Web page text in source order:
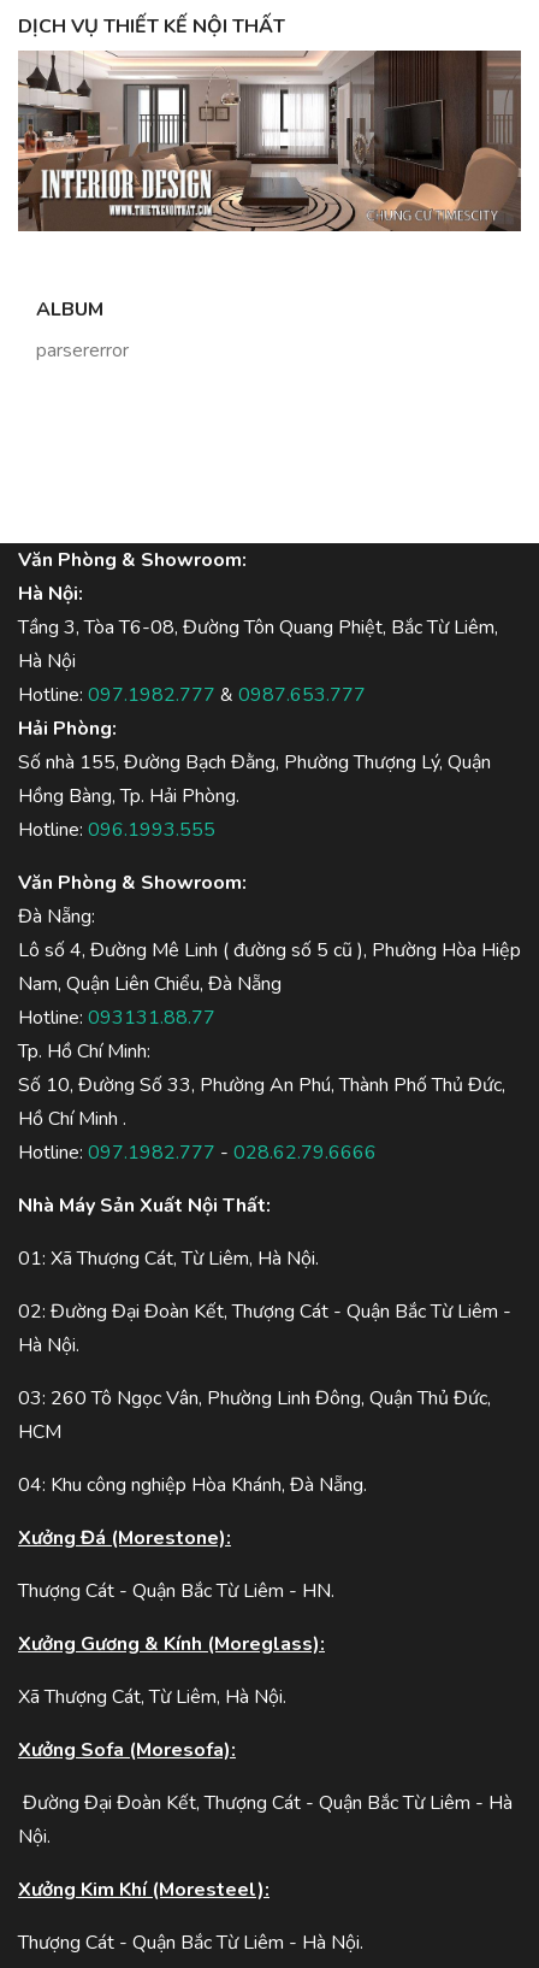
DỊCH VỤ THIẾT KẾ NỘI THẤT
ALBUM
parsererror
Văn Phòng & Showroom:
Hà Nội:
Tầng 3, Tòa T6-08, Đường Tôn Quang Phiệt, Bắc Từ Liêm,
Hà Nội
Hotline: 097.1982.777 & 0987.653.777
Hải Phòng:
Số nhà 155, Đường Bạch Đằng, Phường Thượng Lý, Quận
Hồng Bàng, Tp. Hải Phòng.
Hotline: 096.1993.555
Văn Phòng & Showroom:
Đà Nẵng:
Lô số 4, Đường Mê Linh ( đường số 5 cũ ), Phường Hòa Hiệp
Nam, Quận Liên Chiểu, Đà Nẵng
Hotline: 093131.88.77
Tp. Hồ Chí Minh:
Số 10, Đường Số 33, Phường An Phú, Thành Phố Thủ Đức,
Hồ Chí Minh .
Hotline: 097.1982.777 - 028.62.79.6666
Nhà Máy Sản Xuất Nội Thất:
01: Xã Thượng Cát, Từ Liêm, Hà Nội.
02: Đường Đại Đoàn Kết, Thượng Cát - Quận Bắc Từ Liêm -
Hà Nội.
03: 260 Tô Ngọc Vân, Phường Linh Đông, Quận Thủ Đức,
HCM
04: Khu công nghiệp Hòa Khánh, Đà Nẵng.
Xưởng Đá (Morestone):
Thượng Cát - Quận Bắc Từ Liêm - HN.
Xưởng Gương & Kính (Moreglass):
Xã Thượng Cát, Từ Liêm, Hà Nội.
Xưởng Sofa (Moresofa):
Đường Đại Đoàn Kết, Thượng Cát - Quận Bắc Từ Liêm - Hà
Nội.
Xưởng Kim Khí (Moresteel):
Thượng Cát - Quận Bắc Từ Liêm - Hà Nội.